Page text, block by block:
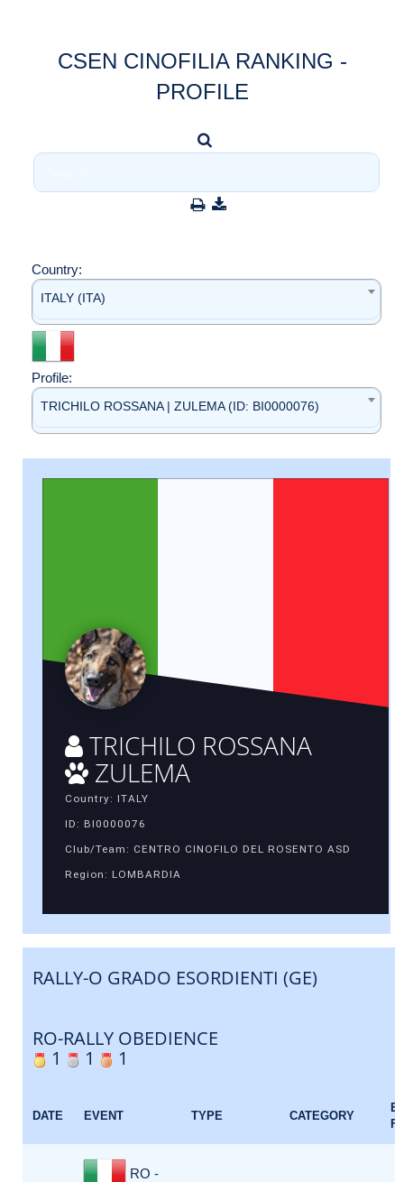
CSEN CINOFILIA RANKING -
PROFILE
Country:
ITALY (ITA)
Profile:
TRICHILO ROSSANA | ZULEMA (ID: BI0000076)
TRICHILO ROSSANA
ZULEMA
Country: ITALY
ID: BI0000076
Club/Team: CENTRO CINOFILO DEL ROSENTO ASD
Region: LOMBARDIA
RALLY-O GRADO ESORDIENTI (GE)
RO-RALLY OBEDIENCE
1
1 1
DATE EVENT TYPE CATEGORY
RO -